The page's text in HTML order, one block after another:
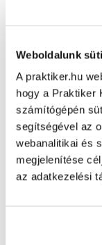
Weboldalunk
A praktiker.hu
hogy a Praktiker
számítógépén
segítségével az
webanalitikai és
megjelenítése
az adatkezelési